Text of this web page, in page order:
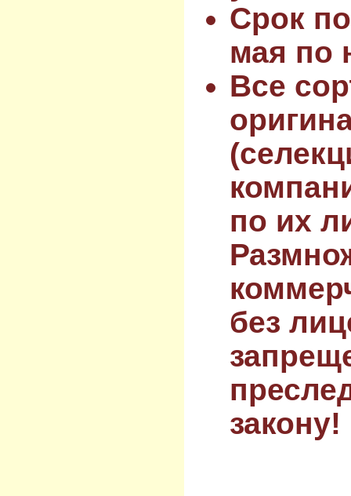
Срок
мая по
Все
по их
без
закону!